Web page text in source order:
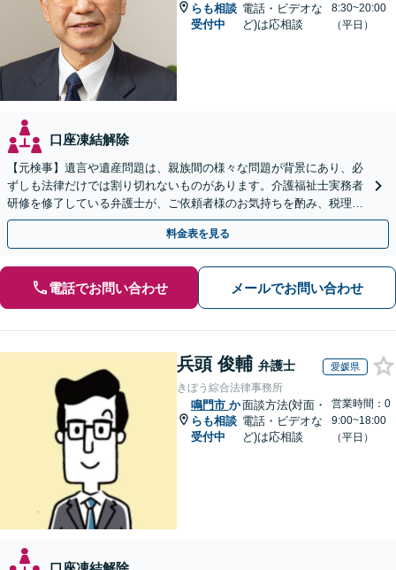
らも相談
受付中
電話・ビデオな
ど)は応相談
8:30~20:00
（平日）
口座凍結解除
【元検事】遺言や遺産問題は、親族間の様々な問題が背景にあり、必
ずしも法律だけでは割り切れないものがあります。介護福祉士実務者
研修を修了している弁護士が、ご依頼者様のお気持ちを酌み、税理士
など他士業とも密接に連携しながら丁寧に対応いたします。
料金表を見る
電話でお問い合わせ メールでお問い合わせ
兵頭 俊輔 弁護士 愛媛県
きぼう綜合法律事務所
鳴門市 か
らも相談
受付中
面談方法(対面・
電話・ビデオな
ど)は応相談
営業時間：0
9:00~18:00
（平日）